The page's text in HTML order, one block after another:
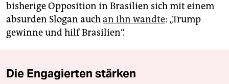
bisherige Opposition in Brasilien sich mit einem
absurden Slogan auchan ihn wandte: „Trump
gewinne und hilf Brasilien“.
Die Engagierten stärken